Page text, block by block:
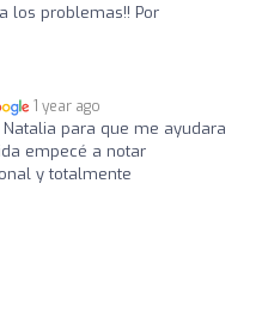
los problemas!! Por
1 year ago
para que me ayudara
empecé a notar
y totalmente